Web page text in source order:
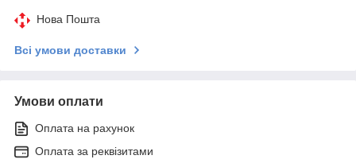
Нова Пошта
Всі умови доставки
Умови оплати
Оплата на рахунок
Оплата за реквізитами